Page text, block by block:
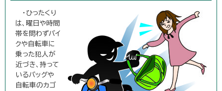
・ひったくり
は、曜日や時間
帯を問わずバイ
クや自転車に
乗った犯人が
近づき、持って
いるバッグや
自転車のカゴ